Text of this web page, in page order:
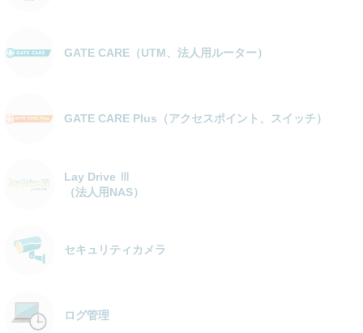
GATE CARE（UTM、法人用ルーター）
GATE CARE Plus（アクセスポイント、スイッチ）
Lay Drive Ⅲ
（法人用NAS）
セキュリティカメラ
ログ管理